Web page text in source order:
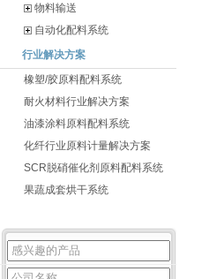
物料输送
自动化配料系统
行业解决方案
橡塑/胶原料配料系统
耐火材料行业解决方案
油漆涂料原料配料系统
化纤行业原料计量解决方案
SCR脱硝催化剂原料配料系统
果蔬成套烘干系统